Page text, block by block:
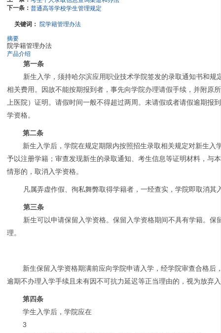
下一条：普通高等学校学生管理规定
关键词：院学籍管理办法
摘要
院学籍管理办法
产品介绍
第一条
新生入学，须持哈尔滨应用职业技术学院签发的录取通知书和
相关费用。因故不能按期报到者，事先向学院办理请假手续，并附原
上医院）证明。请假时间一般不得超过两周。未请假或者请假逾期报
学资格。
第二条
新生入学后，学院在规定期限内按照招生录取相关规定对新生
予以注册学籍；审查发现新生的录取通知、考生信息等证明材料，与
情形的，取消入学资格。
凡属弄虚作假、徇私舞弊取得学籍者，一经查实，学院即取消
第三条
新生可以申请保留入学资格。保留入学资格期间不具有学籍。
理。
新生保留入学资格期满前应向学院申请入学，经学院审查合格
逾期不办理入学手续且未有因不可抗力延迟等正当理由的，视为放弃
第四条
学生入学后，学院应在
3